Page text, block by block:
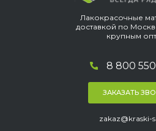
Лакокрасочные
доставкой по
крупным
8 800
ЗАКАЗАТЬ
zakaz@kraski-